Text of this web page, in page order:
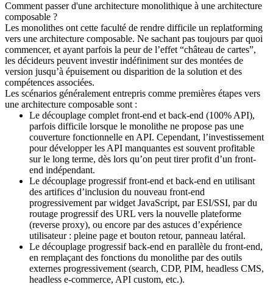
Comment passer d'une architecture monolithique à une architecture
composable ?
Les monolithes ont cette faculté de rendre difficile un replatforming
vers une architecture composable. Ne sachant pas toujours par quoi
commencer, et ayant parfois la peur de l’effet “château de cartes”,
les décideurs peuvent investir indéfiniment sur des montées de
version jusqu’à épuisement ou disparition de la solution et des
compétences associées.
Les scénarios généralement entrepris comme premières étapes vers
une architecture composable sont :
Le découplage complet front-end et back-end (100% API),
parfois difficile lorsque le monolithe ne propose pas une
couverture fonctionnelle en API. Cependant, l’investissement
pour développer les API manquantes est souvent profitable
sur le long terme, dès lors qu’on peut tirer profit d’un front-
end indépendant.
Le découplage progressif front-end et back-end en utilisant
des artifices d’inclusion du nouveau front-end
progressivement par widget JavaScript, par ESI/SSI, par du
routage progressif des URL vers la nouvelle plateforme
(reverse proxy), ou encore par des astuces d’expérience
utilisateur : pleine page et bouton retour, panneau latéral.
Le découplage progressif back-end en parallèle du front-end,
en remplaçant des fonctions du monolithe par des outils
externes progressivement (search, CDP, PIM, headless CMS,
headless e-commerce, API custom, etc.).